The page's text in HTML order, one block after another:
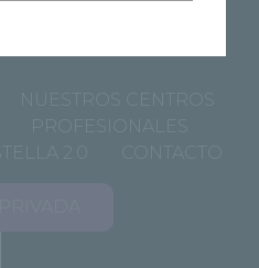
NUESTROS CENTROS
PROFESIONALES
STELLA 2.0 CONTACTO